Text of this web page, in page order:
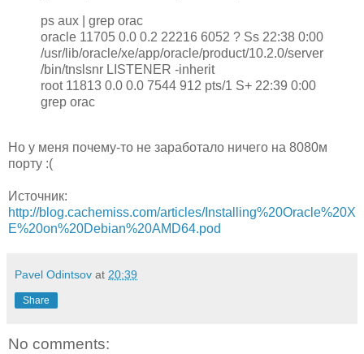
ps aux | grep orac
oracle 11705 0.0 0.2 22216 6052 ? Ss 22:38 0:00
/usr/lib/oracle/xe/app/oracle/product/10.2.0/server
/bin/tnslsnr LISTENER -inherit
root 11813 0.0 0.0 7544 912 pts/1 S+ 22:39 0:00
grep orac
Но у меня почему-то не заработало ничего на 8080м
порту :(
Источник:
http://blog.cachemiss.com/articles/Installing%20Oracle%20X
E%20on%20Debian%20AMD64.pod
Pavel Odintsov at 20:39
Share
No comments: